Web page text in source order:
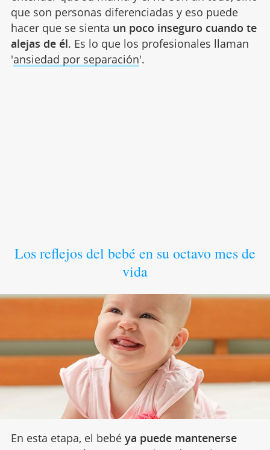
que son personas diferenciadas y eso puede
hacer que se sienta un poco inseguro cuando te
alejas de él. Es lo que los profesionales llaman
'ansiedad por separación'.
Los reflejos del bebé en su octavo mes de
vida
En esta etapa, el bebé ya puede mantenerse